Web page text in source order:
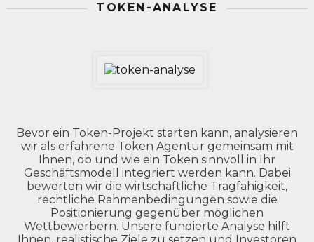
TOKEN-ANALYSE
Bevor ein Token-Projekt starten kann, analysieren
wir als erfahrene Token Agentur gemeinsam mit
Ihnen, ob und wie ein Token sinnvoll in Ihr
Geschäftsmodell integriert werden kann. Dabei
bewerten wir die wirtschaftliche Tragfähigkeit,
rechtliche Rahmenbedingungen sowie die
Positionierung gegenüber möglichen
Wettbewerbern. Unsere fundierte Analyse hilft